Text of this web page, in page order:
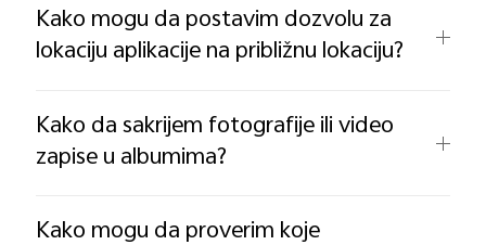
Kako mogu da postavim dozvolu za
lokaciju aplikacije na približnu lokaciju?
Kako da sakrijem fotografije ili video
zapise u albumima?
Kako mogu da proverim koje